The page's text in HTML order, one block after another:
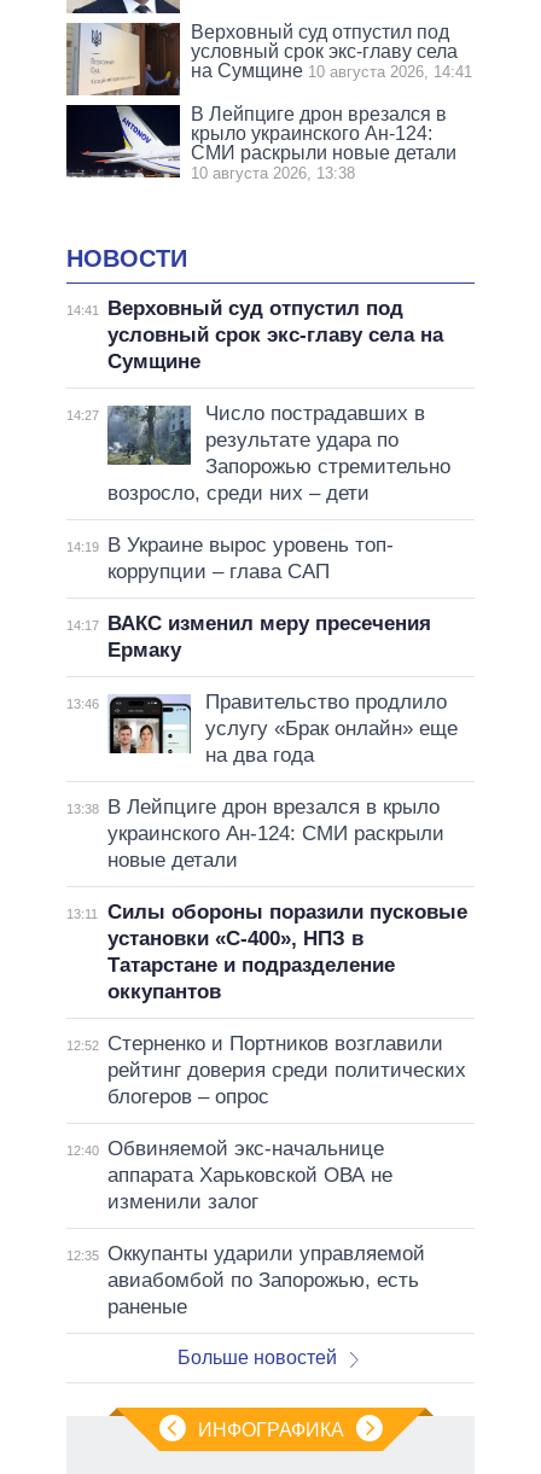
Верховный суд отпустил под
условный срок экс-главу села
на Сумщине 10 августа 2026, 14:41
В Лейпциге дрон врезался в
крыло украинского Ан-124:
СМИ раскрыли новые детали
10 августа 2026, 13:38
НОВОСТИ
14:41
Верховный суд отпустил под
условный срок экс-главу села на
Сумщине
14:27
Число пострадавших в
результате удара по
Запорожью стремительно
возросло, среди них – дети
14:19
В Украине вырос уровень топ-
коррупции – глава САП
14:17
ВАКС изменил меру пресечения
Ермаку
13:46
Правительство продлило
услугу «Брак онлайн» еще
на два года
13:38
В Лейпциге дрон врезался в крыло
украинского Ан-124: СМИ раскрыли
новые детали
13:11
Силы обороны поразили пусковые
установки «С-400», НПЗ в
Татарстане и подразделение
оккупантов
12:52
Стерненко и Портников возглавили
рейтинг доверия среди политических
блогеров – опрос
12:40 Обвиняемой экс-начальнице
аппарата Харьковской ОВА не
изменили залог
12:35 Оккупанты ударили управляемой
авиабомбой по Запорожью, есть
раненые
Больше новостей
ИНФОГРАФИКА